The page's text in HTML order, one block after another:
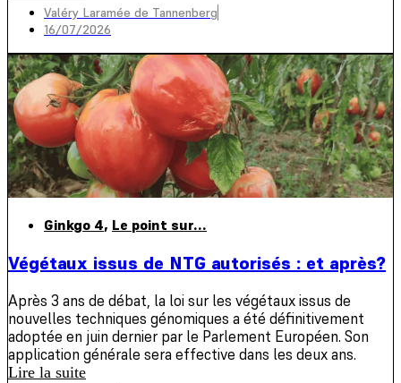
Valéry Laramée de Tannenberg
16/07/2026
Ginkgo 4, Le point sur...
Végétaux issus de NTG autorisés : et après?
Après 3 ans de débat, la loi sur les végétaux issus de
nouvelles techniques génomiques a été définitivement
adoptée en juin dernier par le Parlement Européen. Son
application générale sera effective dans les deux ans.
Lire la suite